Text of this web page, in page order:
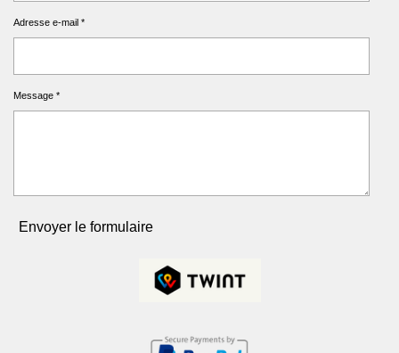
Adresse e-mail *
Message *
Envoyer le formulaire